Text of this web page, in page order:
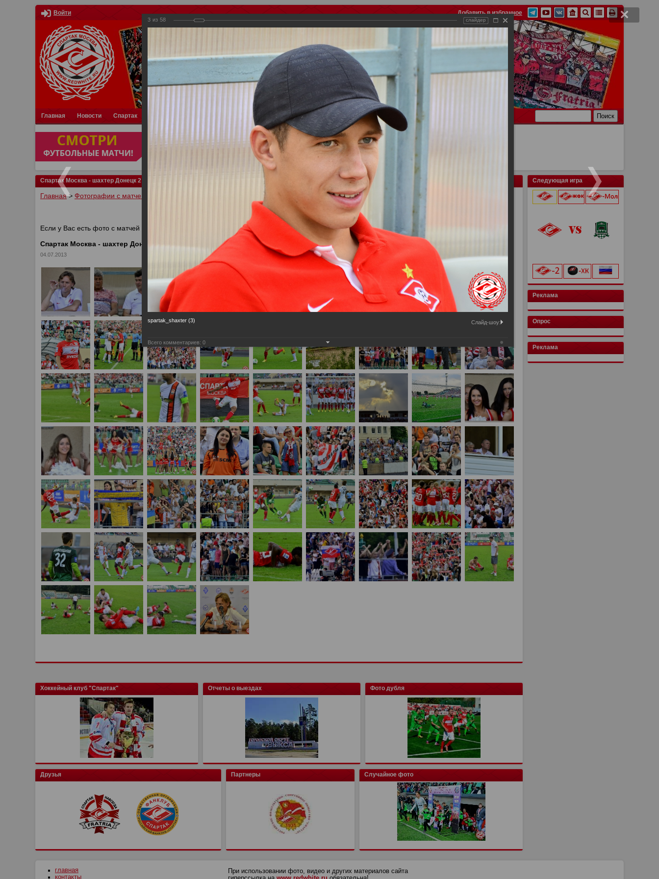
Войти Добавить в избранное
Главная Новости Спартак Видео Фанату Стадионы О футболе КБ Форум
Спартак Москва - шахтер Донецк 2:0
Главная> Фотографии с матчей Спартака, Сборной Росиии ФК Спартак Сезон 2013/2014>Спартак Москва - шахтер Донецк 2:0
Уважаемые посетители нашего сайта!
Если у Вас есть фото с матчей
, высылайте нам напочту
мы обязательно разместим их в этом разделе.
Спартак Москва - шахтер Донецк 2:0
04.07.2013
Хоккейный клуб "Спартак" Отчеты о выездах Фото дубля
Друзья Партнеры Случайное фото
Следующая игра
Реклама
Опрос
Реклама
главная
контакты
При использовании фото, видео и других материалов сайта
3 из 58 слайдер
spartak_shaxter (3) Слайд-шоу:
Всего комментариев: 0